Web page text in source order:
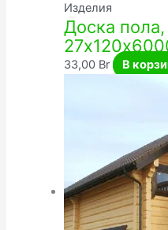
Изделия
Доска
33,00 Br В